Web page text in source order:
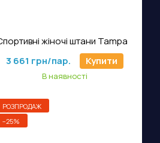
3 661 грн/пар.
Купити
В наявності
РОЗПРОДАЖ
−25%